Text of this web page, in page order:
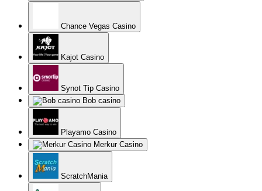
Chance Vegas Casino
Kajot Casino
Synot Tip Casino
Bob casino
Playamo Casino
Merkur Casino
ScratchMania